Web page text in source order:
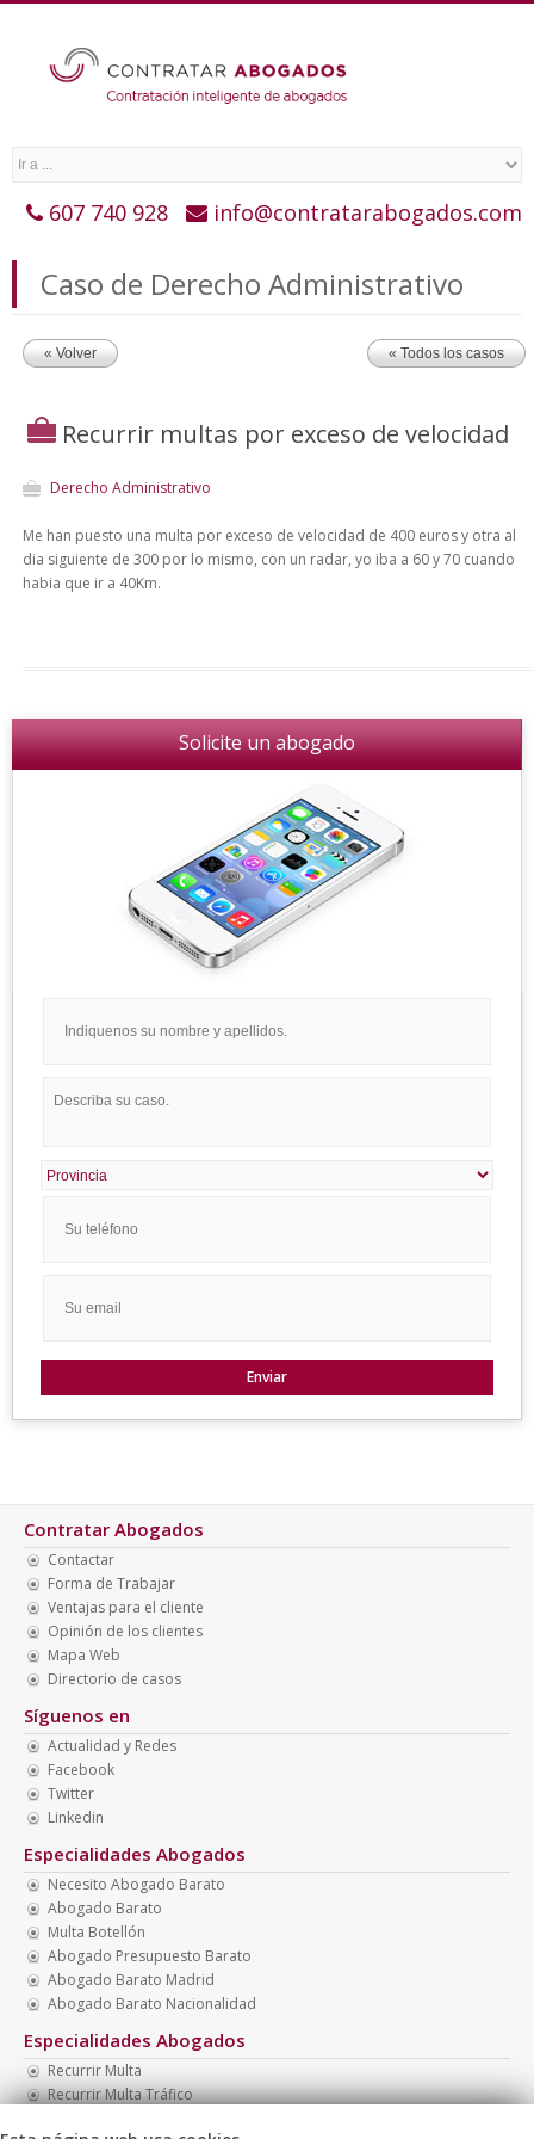
607 740 928 info@contratarabogados.com
Caso de Derecho Administrativo
« Volver « Todos los casos
Recurrir multas por exceso de velocidad
Derecho Administrativo
Me han puesto una multa por exceso de velocidad de 400 euros y otra al
dia siguiente de 300 por lo mismo, con un radar, yo iba a 60 y 70 cuando
habia que ir a 40Km.
Solicite un abogado
Contratar Abogados
Contactar
Forma de Trabajar
Ventajas para el cliente
Opinión de los clientes
Mapa Web
Directorio de casos
Síguenos en
Actualidad y Redes
Facebook
Twitter
Linkedin
Especialidades Abogados
Necesito Abogado Barato
Abogado Barato
Multa Botellón
Abogado Presupuesto Barato
Abogado Barato Madrid
Abogado Barato Nacionalidad
Especialidades Abogados
Recurrir Multa
Recurrir Multa Tráfico